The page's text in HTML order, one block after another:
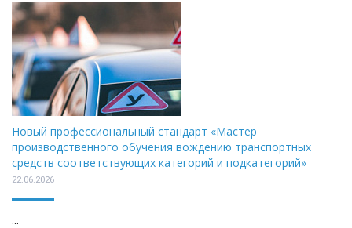
Новый профессиональный стандарт «Мастер
производственного обучения вождению транспортных
средств соответствующих категорий и подкатегорий»
22.06.2026
...